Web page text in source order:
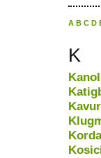
A B C D
K